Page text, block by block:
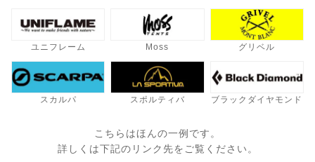
ユニフレーム Moss グリベル
スカルパ スポルティバ ブラックダイヤモンド
こちらはほんの一例です。
詳しくは下記のリンク先をご覧ください。